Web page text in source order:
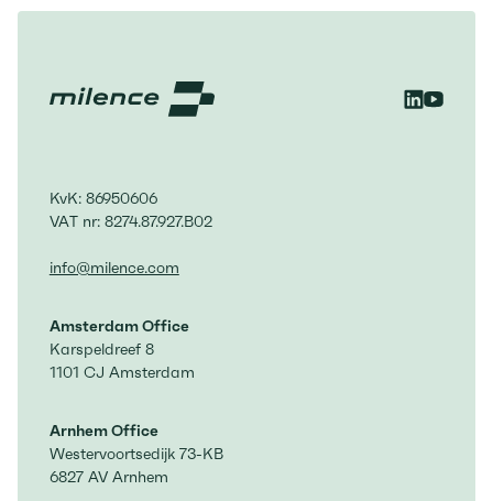
KvK: 86950606
VAT nr: 8274.87.927.B02
info@milence.com
Amsterdam Office
Karspeldreef 8
1101 CJ Amsterdam
Arnhem Office
Westervoortsedijk 73-KB
6827 AV Arnhem